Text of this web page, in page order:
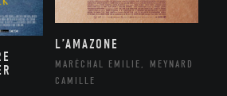
L’AMAZONE
MARÉCHAL EMILIE, MEYNARD
CAMILLE